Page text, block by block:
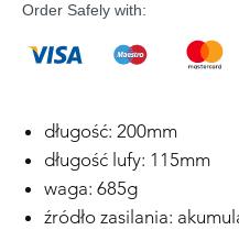
Order Safely with:
długość: 200mm
długość lufy: 115mm
waga: 685g
źródło zasilania: